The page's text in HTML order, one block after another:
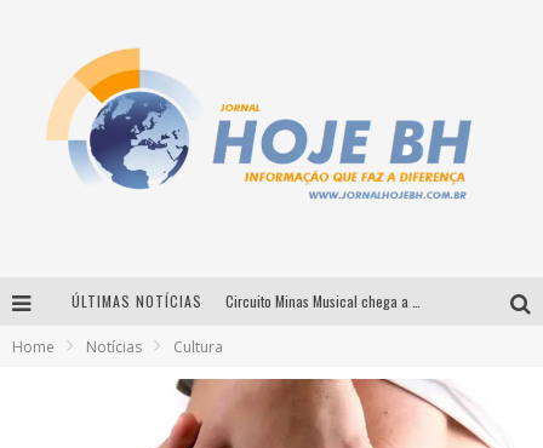
ÚLTIMAS NOTÍCIAS
Simone celebra a força feminina e sua trajetória histórica na MPB em novo show “Que mulher é essa!?” em Belo Horizonte
Home Notícias Cultura